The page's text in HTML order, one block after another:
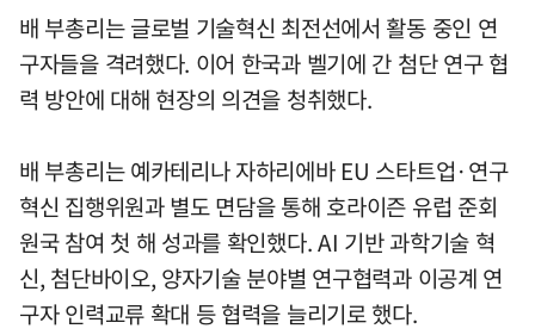
배 부총리는 글로벌 기술혁신 최전선에서 활동 중인 연
구자들을 격려했다. 이어 한국과 벨기에 간 첨단 연구 협
력 방안에 대해 현장의 의견을 청취했다.
배 부총리는 예카테리나 자하리에바 EU 스타트업·연구
혁신 집행위원과 별도 면담을 통해 호라이즌 유럽 준회
원국 참여 첫 해 성과를 확인했다. AI 기반 과학기술 혁
신, 첨단바이오, 양자기술 분야별 연구협력과 이공계 연
구자 인력교류 확대 등 협력을 늘리기로 했다.